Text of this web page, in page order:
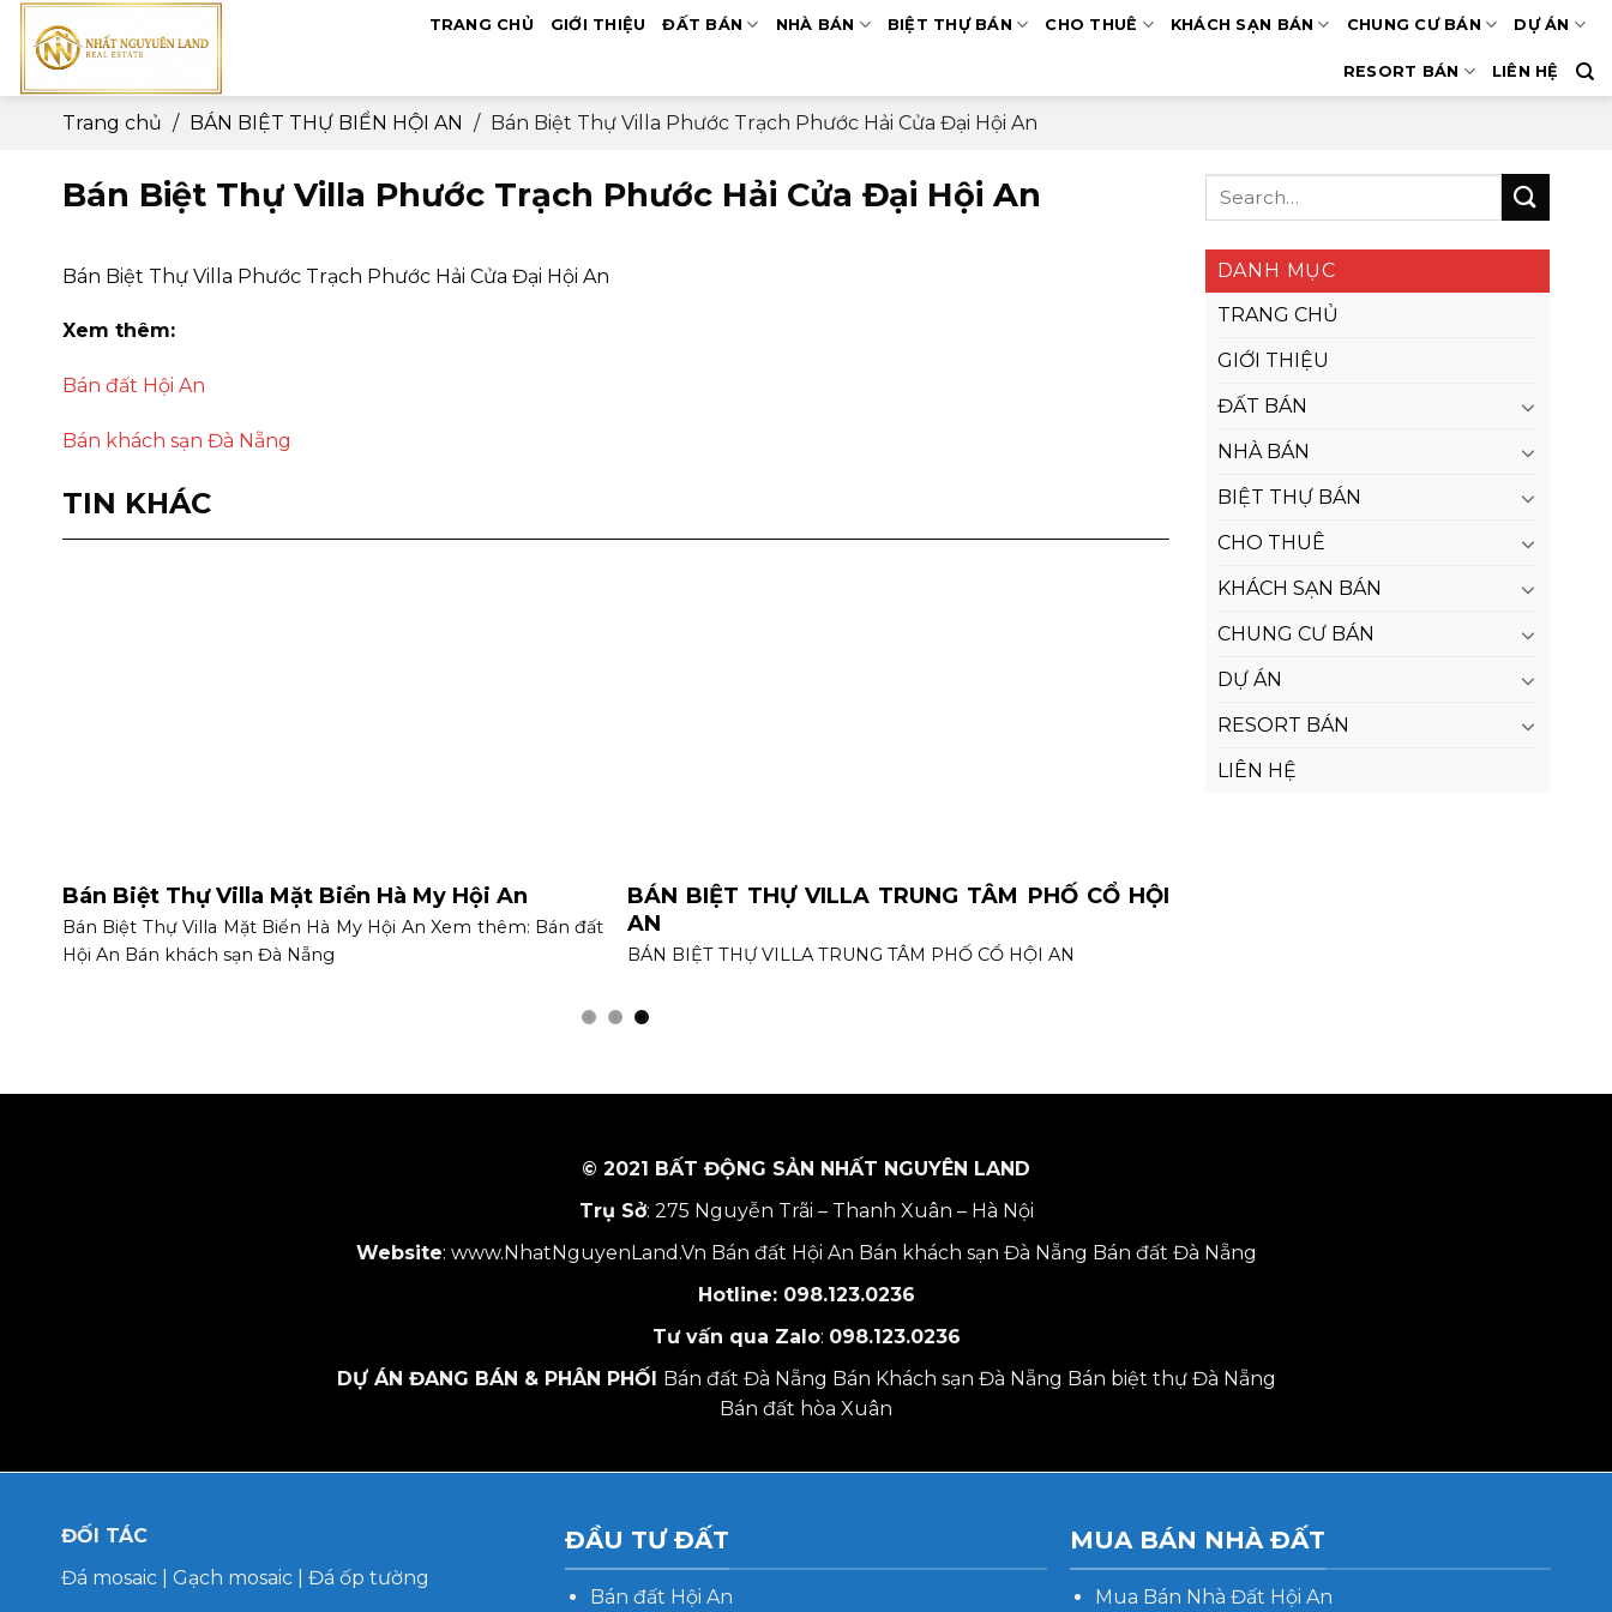
Skip
content
TRANG CHỦ GIỚI THIỆU ĐẤT BÁN NHÀ BÁN BIỆT THỰ BÁN CHO THUÊ KHÁCH SẠN BÁN CHUNG CƯ BÁN DỰ ÁN
RESORT BÁN LIÊN HỆ
Trang chủ / BÁN BIỆT THỰ BIỂN HỘI AN / Bán Biệt Thự Villa Phước Trạch Phước Hải Cửa Đại Hội An
Bán Biệt Thự Villa Phước Trạch Phước Hải Cửa Đại Hội An
Bán Biệt Thự Villa Phước Trạch Phước Hải Cửa Đại Hội An
Xem thêm:
Bán đất Hội An
Bán khách sạn Đà Nẵng
TIN KHÁC
BÁN BIỆT THỰ VILLA TRUNG TÂM PHỐ CỔ HỘI
AN
BÁN BIỆT THỰ VILLA TRUNG TÂM PHỐ CỔ HỘI AN
Bán Biệt Thự Villa Mặt Biển Hà My Hội An
Bán Biệt Thự Villa Mặt Biển Hà My Hội An Xem thêm: Bán đất
Hội An Bán khách sạn Đà Nẵng
DANH MỤC
TRANG CHỦ
GIỚI THIỆU
ĐẤT BÁN
NHÀ BÁN
BIỆT THỰ BÁN
CHO THUÊ
KHÁCH SẠN BÁN
CHUNG CƯ BÁN
DỰ ÁN
RESORT BÁN
LIÊN HỆ
© 2021 BẤT ĐỘNG SẢN NHẤT NGUYÊN LAND
Trụ Sở: 275 Nguyễn Trãi – Thanh Xuân – Hà Nội
Website: www.NhatNguyenLand.Vn Bán đất Hội An Bán khách sạn Đà Nẵng Bán đất Đà Nẵng
Hotline: 098.123.0236
Tư vấn qua Zalo: 098.123.0236
DỰ ÁN ĐANG BÁN & PHÂN PHỐI Bán đất Đà Nẵng Bán Khách sạn Đà Nẵng Bán biệt thự Đà Nẵng
Bán đất hòa Xuân
ĐỐI TÁC
Đá mosaic| Gạch mosaic| Đá ốp tường
ĐẦU TƯ ĐẤT
Bán đất Hội An
MUA BÁN NHÀ ĐẤT
Mua Bán Nhà Đất Hội An